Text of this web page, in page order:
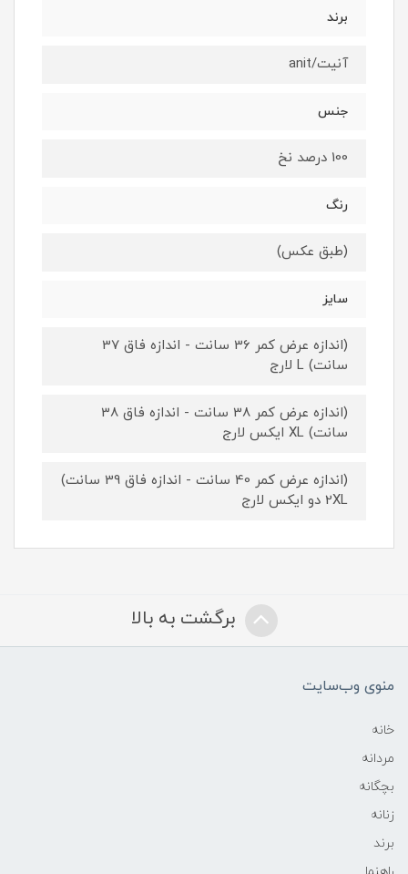
برند
آنیت/anit
جنس
100 درصد نخ
رنگ
(طبق عکس)
سایز
(اندازه عرض کمر 36 سانت - اندازه فاق 37
سانت) L لارج
(اندازه عرض کمر 38 سانت - اندازه فاق 38
سانت) XL ایکس لارج
(اندازه عرض کمر 40 سانت - اندازه فاق 39 سانت)
2XL دو ایکس لارج
برگشت به بالا
منوی وب‌سایت
خانه
مردانه
بچگانه
زنانه
برند